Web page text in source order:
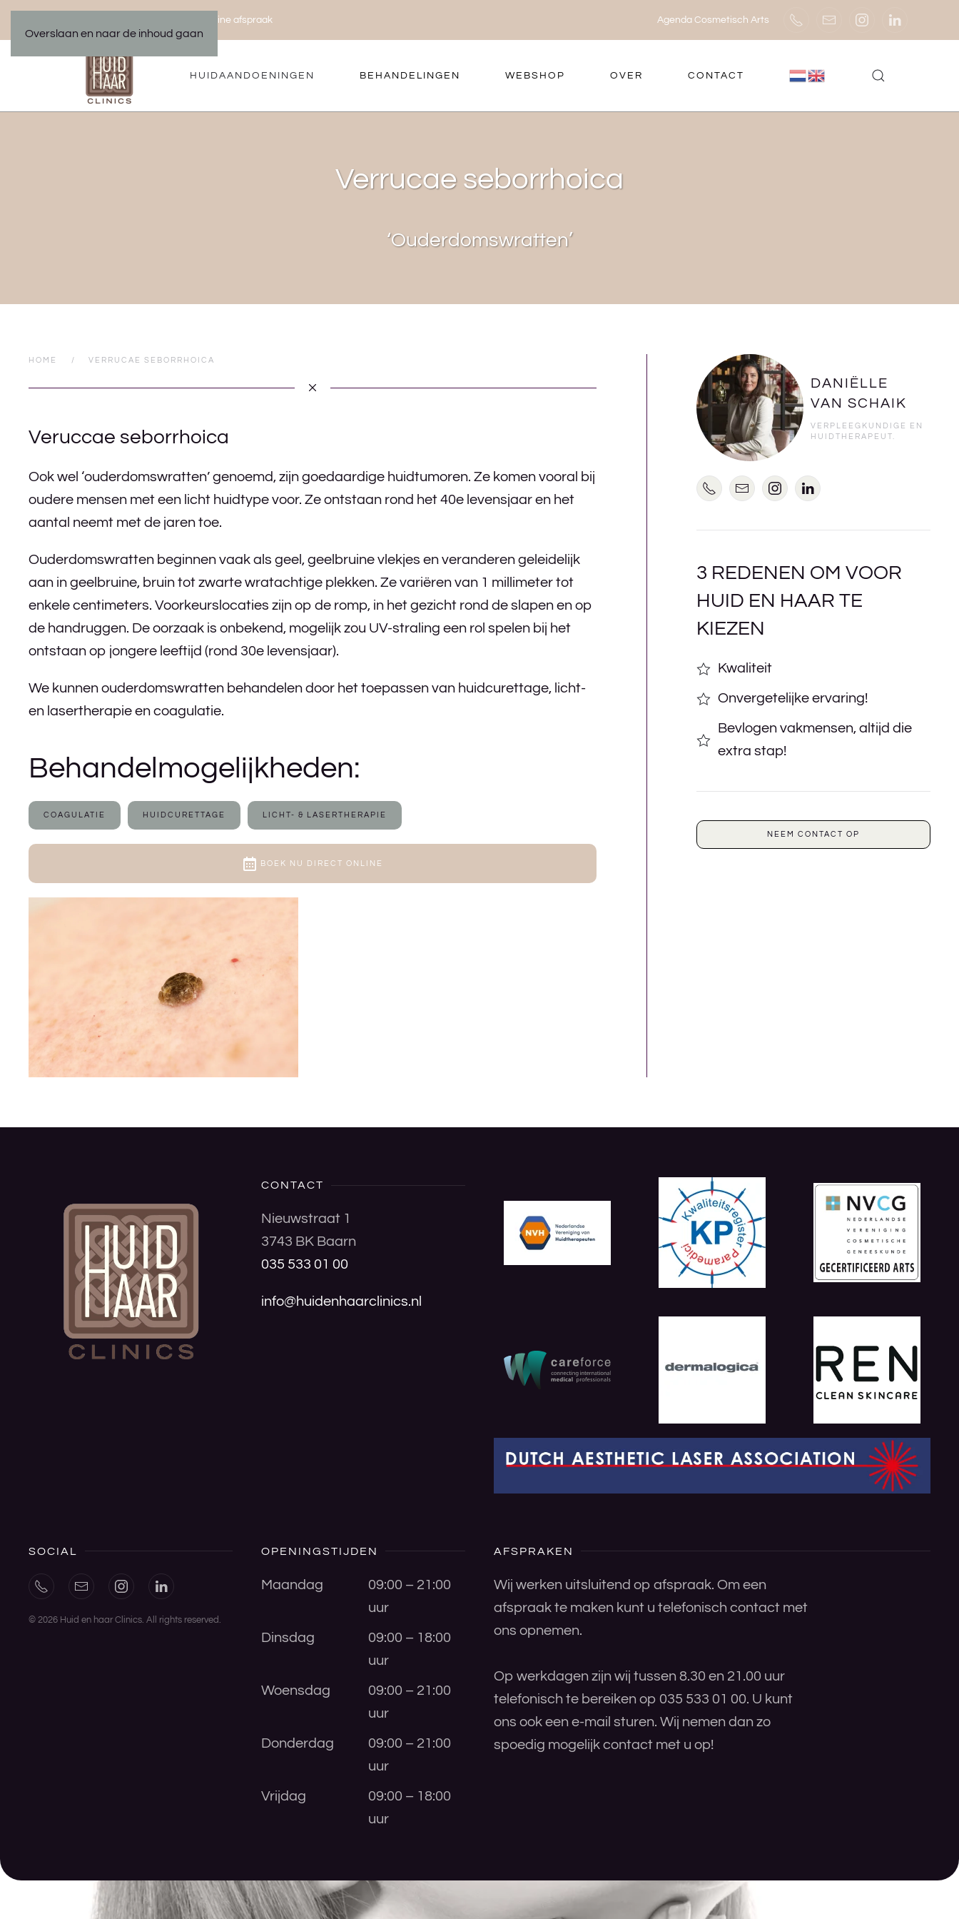
Overslaan en naar de inhoud gaan
Maak een online afspraak Agenda Cosmetisch Arts
HUIDAANDOENINGEN BEHANDELINGEN WEBSHOP OVER CONTACT
Verrucae seborrhoica
‘Ouderdomswratten’
HOME VERRUCAE SEBORRHOICA
Veruccae seborrhoica
Ook wel ‘ouderdomswratten’ genoemd, zijn goedaardige huidtumoren. Ze komen vooral bij
oudere mensen met een licht huidtype voor. Ze ontstaan rond het 40e levensjaar en het
aantal neemt met de jaren toe.
Ouderdomswratten beginnen vaak als geel, geelbruine vlekjes en veranderen geleidelijk
aan in geelbruine, bruin tot zwarte wratachtige plekken. Ze variëren van 1 millimeter tot
enkele centimeters. Voorkeurslocaties zijn op de romp, in het gezicht rond de slapen en op
de handruggen. De oorzaak is onbekend, mogelijk zou UV-straling een rol spelen bij het
ontstaan op jongere leeftijd (rond 30e levensjaar).
We kunnen ouderdomswratten behandelen door het toepassen van huidcurettage, licht-
en lasertherapie en coagulatie.
Behandelmogelijkheden:
COAGULATIE HUIDCURETTAGE LICHT- & LASERTHERAPIE
BOEK NU DIRECT ONLINE
DANIËLLE
VAN SCHAIK
VERPLEEGKUNDIGE EN
HUIDTHERAPEUT.
3 REDENEN OM VOOR
HUID EN HAAR TE
KIEZEN
Kwaliteit
Onvergetelijke ervaring!
Bevlogen vakmensen, altijd die
extra stap!
NEEM CONTACT OP
CONTACT
Nieuwstraat 1
3743 BK Baarn
035 533 01 00
info@huidenhaarclinics.nl
SOCIAL
© 2026 Huid en haar Clinics. All rights reserved.
OPENINGSTIJDEN
Maandag
09:00 – 21:00
uur
Dinsdag
09:00 – 18:00
uur
Woensdag
09:00 – 21:00
uur
Donderdag
09:00 – 21:00
uur
Vrijdag
09:00 – 18:00
uur
AFSPRAKEN
Wij werken uitsluitend op afspraak. Om een
afspraak te maken kunt u telefonisch contact met
ons opnemen.
Op werkdagen zijn wij tussen 8.30 en 21.00 uur
telefonisch te bereiken op 035 533 01 00. U kunt
ons ook een e-mail sturen. Wij nemen dan zo
spoedig mogelijk contact met u op!